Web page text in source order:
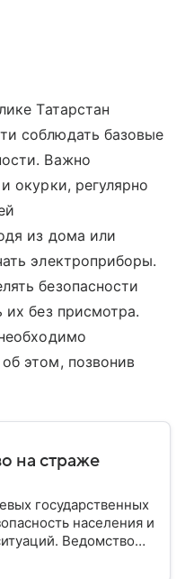
Татарстан
соблюдать базовые
Важно
окурки, регулярно
из дома или
электроприборы.
безопасности
их без присмотра.
этом, позвонив
на страже
государственных
населения и
Ведомство
от